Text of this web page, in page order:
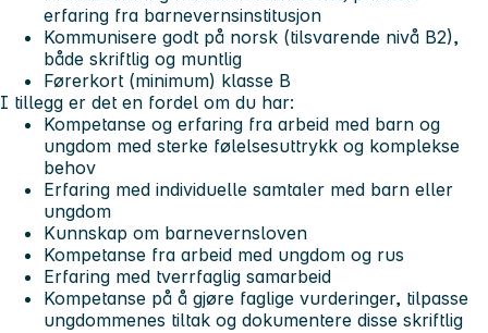
erfaring fra barnevernsinstitusjon
Kommunisere godt på norsk (tilsvarende nivå B2),
både skriftlig og muntlig
Førerkort (minimum) klasse B
I tillegg er det en fordel om du har:
Kompetanse og erfaring fra arbeid med barn og
ungdom med sterke følelsesuttrykk og komplekse
behov
Erfaring med individuelle samtaler med barn eller
ungdom
Kunnskap om barnevernsloven
Kompetanse fra arbeid med ungdom og rus
Erfaring med tverrfaglig samarbeid
Kompetanse på å gjøre faglige vurderinger, tilpasse
ungdommenes tiltak og dokumentere disse skriftlig